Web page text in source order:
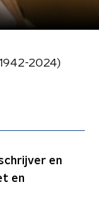
2024)
en
en